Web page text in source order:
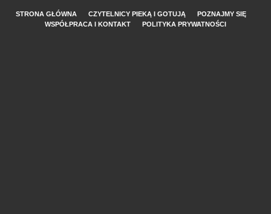
STRONA GŁÓWNA CZYTELNICY PIEKĄ I GOTUJĄ
POZNAJMY SIĘ
WSPÓŁPRACA I KONTAKT
POLITYKA PRYWATNOŚCI